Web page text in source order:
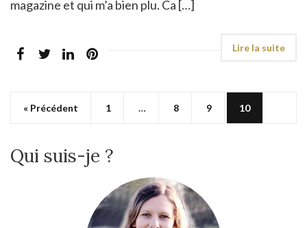
magazine et qui m’a bien plu. Ca […]
« Précédent 1 … 8 9 10
Qui suis-je ?